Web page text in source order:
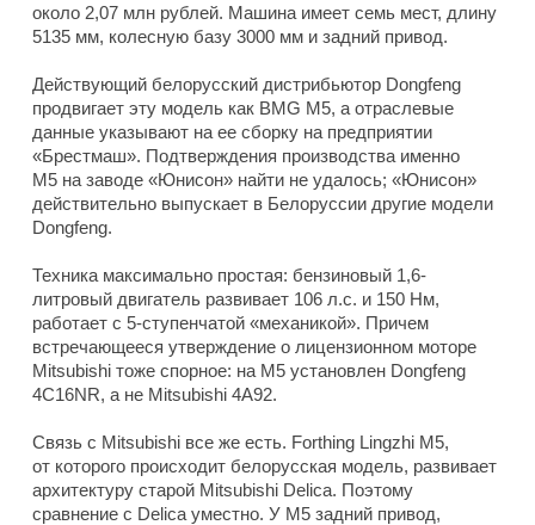
около 2,07 млн рублей. Машина имеет семь мест, длину
5135 мм, колесную базу 3000 мм и задний привод.
Действующий белорусский дистрибьютор Dongfeng
продвигает эту модель как BMG M5, а отраслевые
данные указывают на ее сборку на предприятии
«Брестмаш». Подтверждения производства именно
M5 на заводе «Юнисон» найти не удалось; «Юнисон»
действительно выпускает в Белоруссии другие модели
Dongfeng.
Техника максимально простая: бензиновый 1,6-
литровый двигатель развивает 106 л.с. и 150 Нм,
работает с 5-ступенчатой «механикой». Причем
встречающееся утверждение о лицензионном моторе
Mitsubishi тоже спорное: на M5 установлен Dongfeng
4C16NR, а не Mitsubishi 4A92.
Связь с Mitsubishi все же есть. Forthing Lingzhi M5,
от которого происходит белорусская модель, развивает
архитектуру старой Mitsubishi Delica. Поэтому
сравнение с Delica уместно. У M5 задний привод,